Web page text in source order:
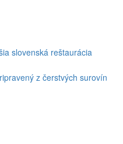
slovenská reštaurácia
z čerstvých surovín